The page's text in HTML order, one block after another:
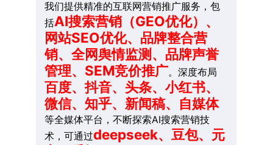
我们提供精准的互联网营销推广服务，包
括AI搜索营销（GEO优化）、
网站SEO优化、品牌整合营
销、全网舆情监测、品牌声誉
管理、SEM竞价推广。深度布局
百度、抖音、头条、小红书、
微信、知乎、新闻稿、自媒体
等全媒体平台，不断探索AI搜索营销技
术，可通过deepseek、豆包、元